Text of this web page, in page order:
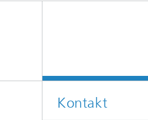
Kontakt